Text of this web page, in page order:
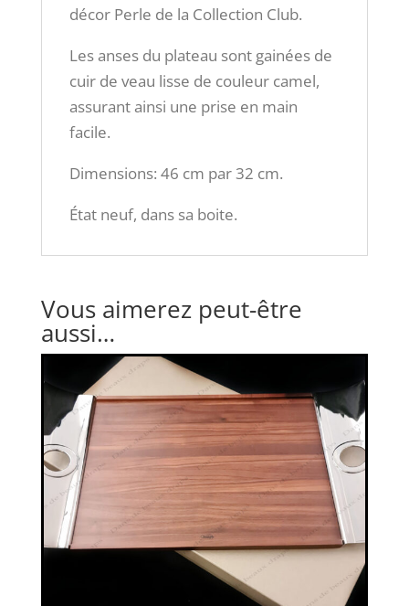
décor Perle de la Collection Club.
Les anses du plateau sont gainées de
cuir de veau lisse de couleur camel,
assurant ainsi une prise en main
facile.
Dimensions: 46 cm par 32 cm.
État neuf, dans sa boite.
Vous aimerez peut-être
aussi…